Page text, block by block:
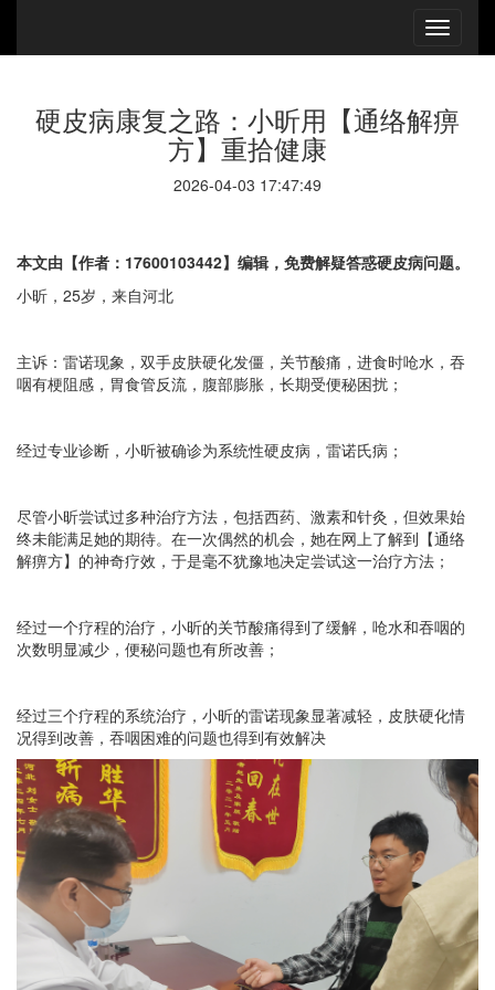
硬皮病康复之路：小昕用【通络解痹
方】重拾健康
2026-04-03 17:47:49
本文由【作者：17600103442】编辑，免费解疑答惑硬皮病问题。
小昕，25岁，来自河北
主诉：雷诺现象，双手皮肤硬化发僵，关节酸痛，进食时呛水，吞
咽有梗阻感，胃食管反流，腹部膨胀，长期受便秘困扰；
经过专业诊断，小昕被确诊为系统性硬皮病，雷诺氏病；
尽管小昕尝试过多种治疗方法，包括西药、激素和针灸，但效果始
终未能满足她的期待。在一次偶然的机会，她在网上了解到【通络
解痹方】的神奇疗效，于是毫不犹豫地决定尝试这一治疗方法；
经过一个疗程的治疗，小昕的关节酸痛得到了缓解，呛水和吞咽的
次数明显减少，便秘问题也有所改善；
经过三个疗程的系统治疗，小昕的雷诺现象显著减轻，皮肤硬化情
况得到改善，吞咽困难的问题也得到有效解决